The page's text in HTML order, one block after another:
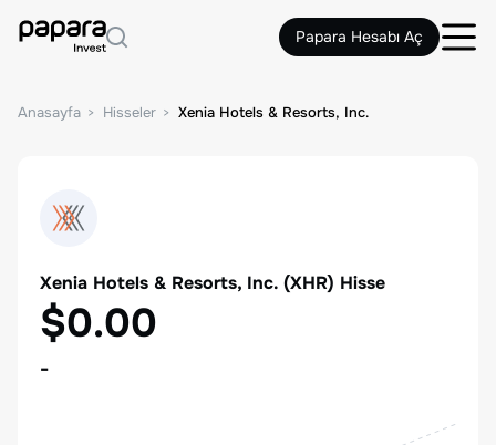
Papara Hesabı Aç
Anasayfa Hisseler Xenia Hotels & Resorts, Inc.
Xenia Hotels & Resorts, Inc. (XHR) Hisse
$0.00
-